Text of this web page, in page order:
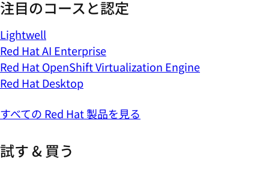
注目のコースと認定
Lightwell
Red Hat AI Enterprise
Red Hat OpenShift Virtualization Engine
Red Hat Desktop
すべての Red Hat 製品を見る
試す & 買う